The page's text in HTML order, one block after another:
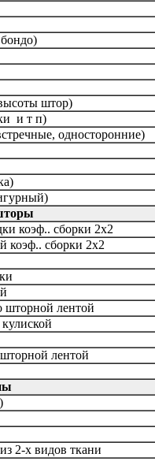
штор)
и т п)
односторонние)
коэф.. сборки 2х2
коэф.. сборки 2х2
шторной лентой
лентой
2-х видов ткани